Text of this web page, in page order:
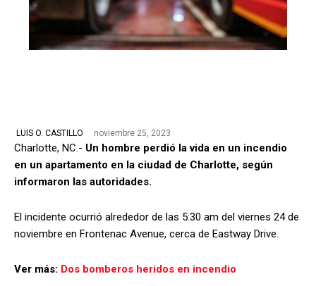
LUIS O. CASTILLO noviembre 25, 2023
Charlotte, NC.- Un hombre perdió la vida en un incendio
en un apartamento en la ciudad de Charlotte, según
informaron las autoridades.
El incidente ocurrió alrededor de las 5:30 am del viernes 24 de
noviembre en Frontenac Avenue, cerca de Eastway Drive.
Ver más: Dos bomberos heridos en incendio